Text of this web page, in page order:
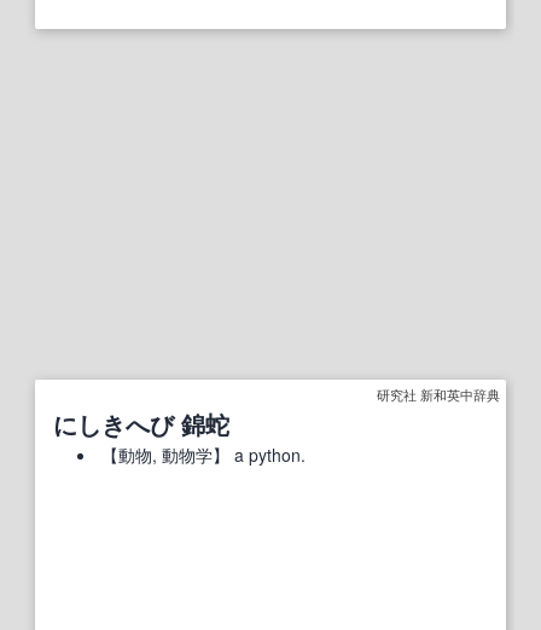
研究社 新和英中辞典
にしきへび 錦蛇
【動物, 動物学】 a python.